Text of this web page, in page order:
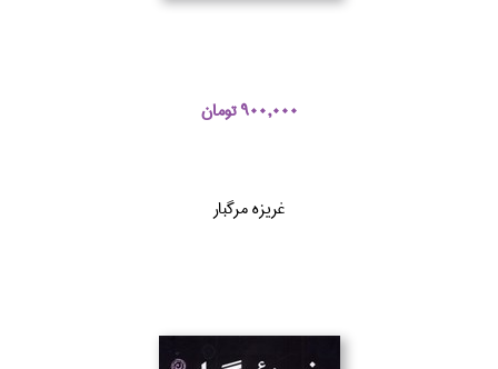
900,000 تومان
غريزه مرگبار